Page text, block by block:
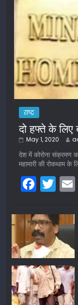
राष्ट्र
दो हफ्ते के लिए
May 1, 2020
देश में कोरोना संक्रमण
महामारी की रोकथाम के
F
c
e
b
o
o
k
T
itt
er